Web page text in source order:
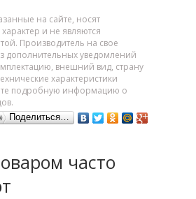
на сайте, носят
и не являются
Производитель на свое
дополнительных уведомлений
внешний вид, страну
характеристики
подробную информацию о
Поделиться…
часто